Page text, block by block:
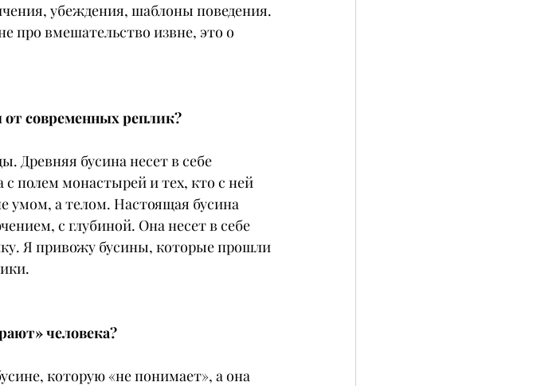
убеждения, шаблоны поведения.
про вмешательство извне, это о
от современных реплик?
Древняя бусина несет в себе
полем монастырей и тех, кто с ней
умом, а телом. Настоящая бусина
с глубиной. Она несет в себе
Я привожу бусины, которые прошли
человека?
которую «не понимает», а она